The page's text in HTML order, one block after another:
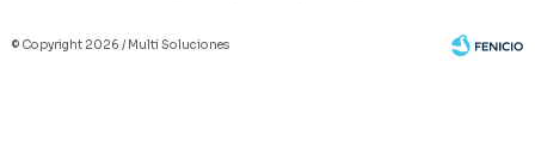
© Copyright 2026 / Multi Soluciones